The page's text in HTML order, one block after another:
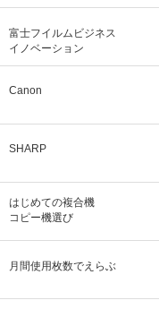
富士フイルムビジネス
イノベーション
Canon
SHARP
はじめての複合機
コピー機選び
月間使用枚数でえらぶ